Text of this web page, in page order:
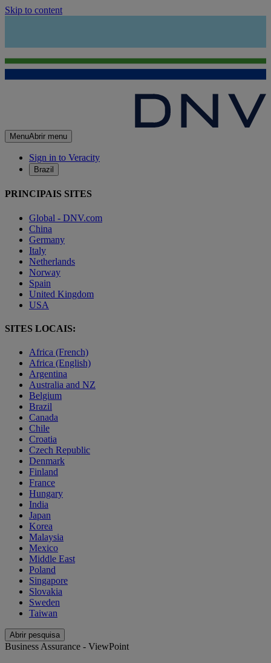
Skip to content
MenuAbrir menu
Sign in to Veracity
Brazil
PRINCIPAIS SITES
Global - DNV.com
China
Germany
Italy
Netherlands
Norway
Spain
United Kingdom
USA
SITES LOCAIS:
Africa (French)
Africa (English)
Argentina
Australia and NZ
Belgium
Brazil
Canada
Chile
Croatia
Czech Republic
Denmark
Finland
France
Hungary
India
Japan
Korea
Malaysia
Mexico
Middle East
Poland
Singapore
Slovakia
Sweden
Taiwan
Abrir pesquisa
Business Assurance - ViewPoint